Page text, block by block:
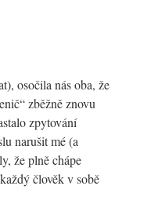
osočila nás oba, že
zběžně znovu
zpytování
narušit mé (a
že plně chápe
člověk v sobě